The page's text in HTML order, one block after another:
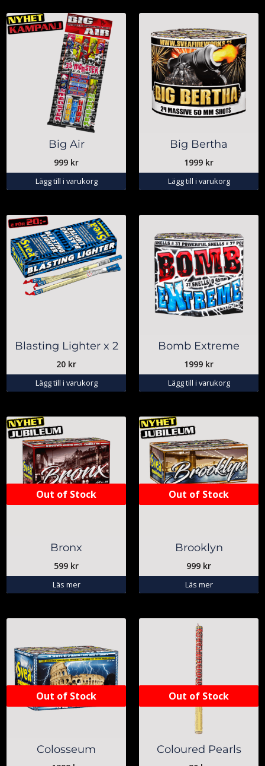
Big Air
999 kr
Lägg till i varukorg
Big Bertha
1999 kr
Lägg till i varukorg
Blasting Lighter x 2
20 kr
Lägg till i varukorg
Bomb Extreme
1999 kr
Lägg till i varukorg
Out of Stock
Bronx
599 kr
Läs mer
Out of Stock
Brooklyn
999 kr
Läs mer
Out of Stock
Colosseum
Out of Stock
Coloured Pearls